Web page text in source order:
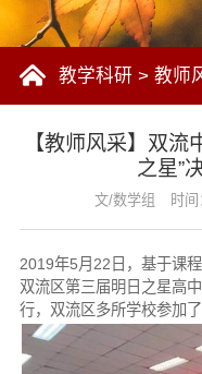
教学科研 >教师
【教师风采】双流
之星”
文/数学组 时
2019年5月22日，基于课
双流区第三届明日之星高
行，双流区多所学校参加了